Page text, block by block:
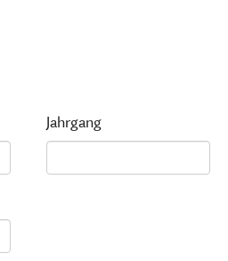
Jahrgang